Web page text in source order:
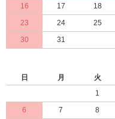
16
17 18
23
24 25
30
31
日
月 火
1
6
7 8